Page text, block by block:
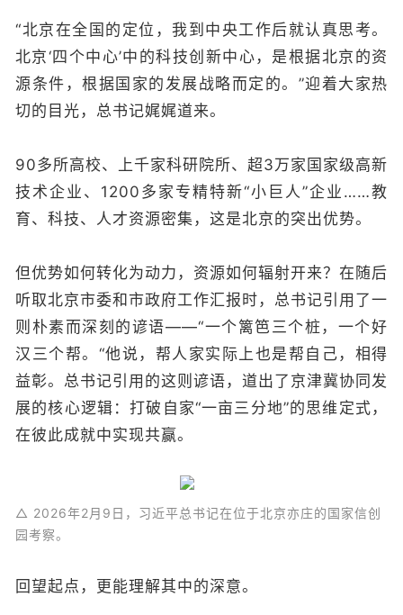
“北京在全国的定位，我到中央工作后就认真思考。
北京‘四个中心’中的科技创新中心，是根据北京的资
源条件，根据国家的发展战略而定的。”迎着大家热
切的目光，总书记娓娓道来。
90多所高校、上千家科研院所、超3万家国家级高新
技术企业、1200多家专精特新“小巨人”企业……教
育、科技、人才资源密集，这是北京的突出优势。
但优势如何转化为动力，资源如何辐射开来？在随后
听取北京市委和市政府工作汇报时，总书记引用了一
则朴素而深刻的谚语——“一个篱笆三个桩，一个好
汉三个帮。“他说，帮人家实际上也是帮自己，相得
益彰。总书记引用的这则谚语，道出了京津冀协同发
展的核心逻辑：打破自家“一亩三分地”的思维定式，
在彼此成就中实现共赢。
△ 2026年2月9日，习近平总书记在位于北京亦庄的国家信创
园考察。
回望起点，更能理解其中的深意。